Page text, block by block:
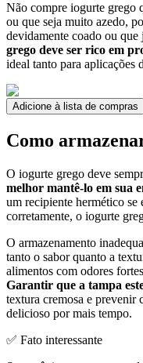
Não compre iogurte grego
ou que seja muito azedo,
devidamente coado ou que
grego deve ser rico em
ideal tanto para aplicações
Adicione à lista de compras
Como
O iogurte grego deve
melhor mantê-lo em sua
um recipiente hermético se
corretamente, o iogurte
O armazenamento
tanto o sabor quanto a
alimentos com odores
Garantir que a tampa
textura cremosa e prevenir
delicioso por mais tempo.
✅ Fato interessante